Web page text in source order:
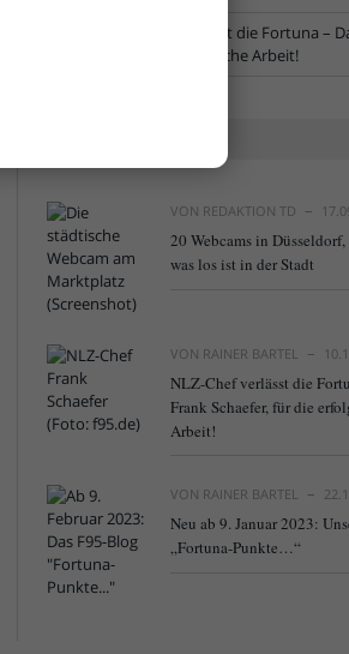
NLZ-Chef verlässt die Fortuna –
Schaefer, für die erfolgreiche Arbeit!
VON REDAKTION TD
20 Webcams in
was los ist in der Stadt
VON RAINER BARTEL
NLZ-Chef verlässt die
Frank Schaefer, für die
Arbeit!
VON RAINER BARTEL
Neu ab 9. Januar 2023:
„Fortuna-Punkte…“